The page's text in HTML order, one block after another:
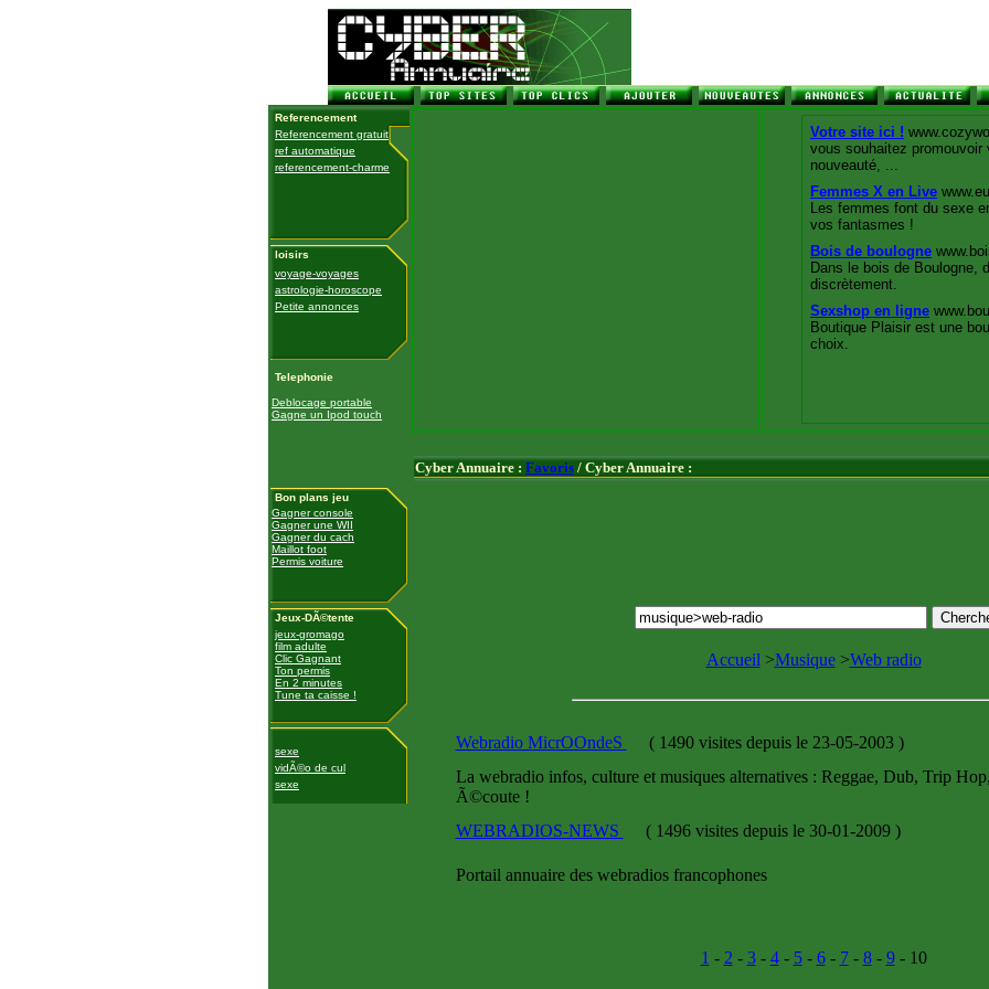
Referencement
Referencement gratuit
ref automatique
referencement-charme
loisirs
voyage-voyages
astrologie-horoscope
Petite annonces
Telephonie
Deblocage portable
Gagne un Ipod touch
Bon plans jeu
Gagner console
Gagner une WII
Gagner du cach
Maillot foot
Permis voiture
Jeux-DÃ©tente
jeux-gromago
film adulte
Clic Gagnant
Ton permis
En 2 minutes
Tune ta caisse !
sexe
vidÃ©o de cul
sexe
Cyber Annuaire : Favoris / Cyber Annuaire :
Accueil >Musique>Web radio
Webradio MicrOOndeS (1490 visites depuis le 23-05-2003 )
La webradio infos, culture et musiques alternatives : Reggae, Dub, Trip
Ã©coute !
WEBRADIOS-NEWS
(1496 visites depuis le 30-01-2009 )
Portail annuaire des webradios francophones
1 - 2 - 3- 4- 5- 6- 7- 8- 9- 10